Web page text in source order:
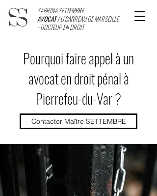
SABRINA SETTEMBRE
AVOCATAU BARREAU DE MARSEILLE
- DOCTEUR EN DROIT
Pourquoi faire appel à un
avocat en droit pénal à
Pierrefeu-du-Var ?
Contacter Maître SETTEMBRE